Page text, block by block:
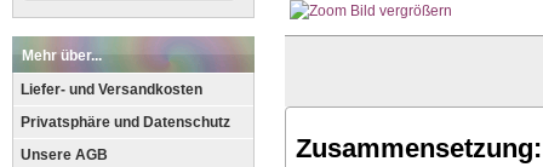
Mehr über...
Liefer- und Versandkosten
Privatsphäre und Datenschutz
Unsere AGB
Bild vergrößern
Zusammensetzung: